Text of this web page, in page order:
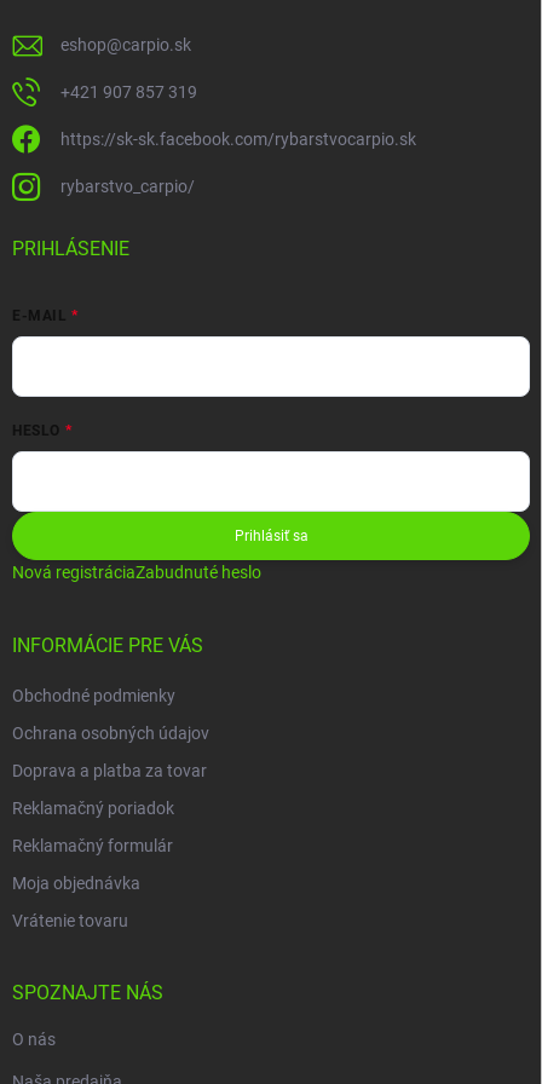
eshop@carpio.sk
+421 907 857 319
https://sk-sk.facebook.com/rybarstvocarpio.sk
rybarstvo_carpio/
PRIHLÁSENIE
E-MAIL
HESLO
Prihlásiť sa
Nová registráciaZabudnuté heslo
INFORMÁCIE PRE VÁS
Obchodné podmienky
Ochrana osobných údajov
Doprava a platba za tovar
Reklamačný poriadok
Reklamačný formulár
Moja objednávka
Vrátenie tovaru
SPOZNAJTE NÁS
O nás